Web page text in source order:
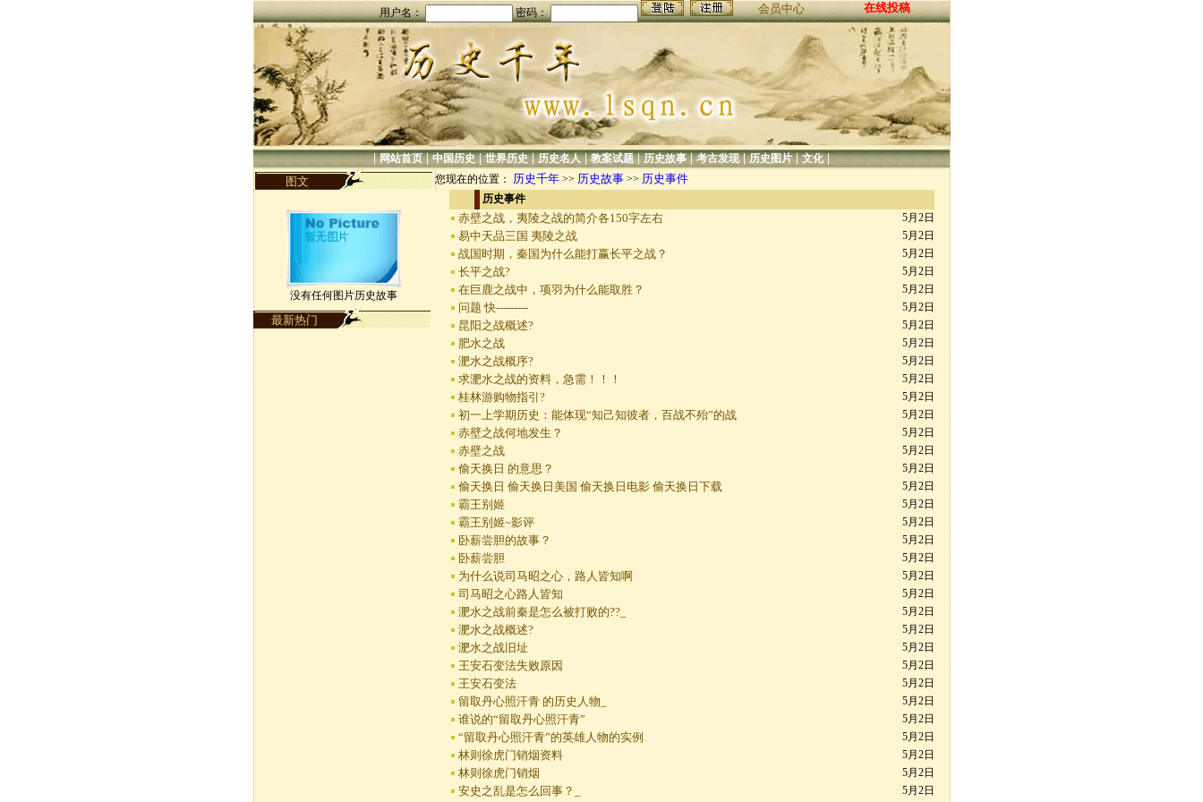
用户名： 密码： 会员中心 在线投稿
|网站首页|中国历史|世界历史|历史名人|教案试题|历史故事|考古发现|历史图片|文化|
图文
您现在的位置： 历史千年>> 历史故事>> 历史事件
没有任何图片历史故事
最新热门
历史事件
赤壁之战，夷陵之战的简介各150字左右 5月2日
易中天品三国 夷陵之战 5月2日
战国时期，秦国为什么能打赢长平之战？ 5月2日
长平之战? 5月2日
在巨鹿之战中，项羽为什么能取胜？ 5月2日
问题 快--------- 5月2日
昆阳之战概述? 5月2日
肥水之战 5月2日
淝水之战概序? 5月2日
求淝水之战的资料，急需！！！ 5月2日
桂林游购物指引? 5月2日
初一上学期历史：能体现“知己知彼者，百战不殆”的战 5月2日
赤壁之战何地发生？ 5月2日
赤壁之战 5月2日
偷天换日 的意思？ 5月2日
偷天换日 偷天换日美国 偷天换日电影 偷天换日下载 5月2日
霸王别姬 5月2日
霸王别姬~影评 5月2日
卧薪尝胆的故事？ 5月2日
卧薪尝胆 5月2日
为什么说司马昭之心，路人皆知啊 5月2日
司马昭之心路人皆知 5月2日
淝水之战前秦是怎么被打败的??_ 5月2日
淝水之战概述? 5月2日
淝水之战旧址 5月2日
王安石变法失败原因 5月2日
王安石变法 5月2日
留取丹心照汗青 的历史人物_ 5月2日
谁说的“留取丹心照汗青” 5月2日
“留取丹心照汗青”的英雄人物的实例 5月2日
林则徐虎门销烟资料 5月2日
林则徐虎门销烟 5月2日
安史之乱是怎么回事？_ 5月2日